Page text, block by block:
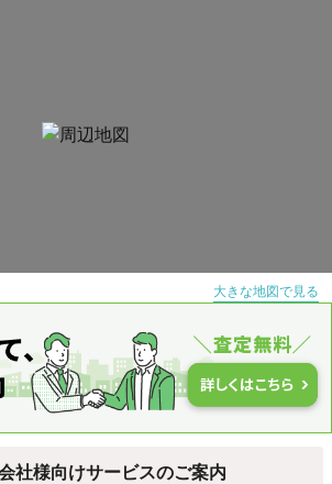
大きな地図で見る
社様向けサービスのご案内